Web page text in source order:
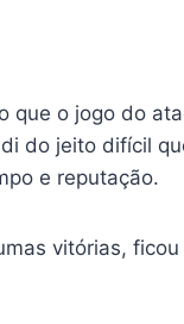
que o jogo do
do jeito difícil
e reputação.
vitórias,